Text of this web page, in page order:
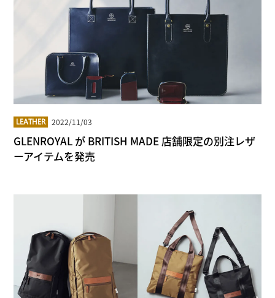
LEATHER 2022/11/03
GLENROYAL が BRITISH MADE 店舗限定の別注レザ
ーアイテムを発売